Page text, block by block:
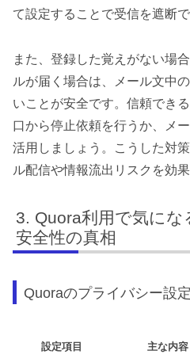
て設定することで受信を遮断で
また、登録した覚えがない場
ルが届く場合は、メール文中
いことが安全です。信頼でき
口から停止依頼を行うか、メ
活用しましょう。こうした対
ル配信や情報流出リスクを効
Quora利用で気にな
安全性の真相
Quoraのプライバシー設
設定項目 主な内容